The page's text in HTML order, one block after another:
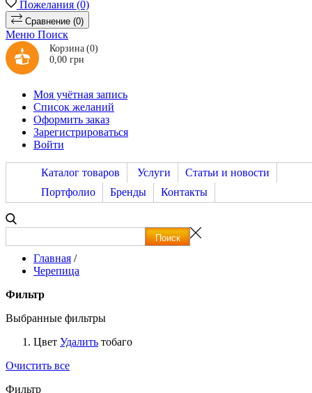
Пожелания (0)
Сравнение (0)
Меню Поиск
Корзина (0)
0,00 грн
Моя учётная запись
Список желаний
Оформить заказ
Зарегистрироваться
Войти
Каталог товаров Услуги
Статьи и новости
Портфолио
Бренды Контакты
Главная /
Черепица
Фильтр
Выбранные фильтры
Цвет Удалить тобаго
Очистить все
Фильтр